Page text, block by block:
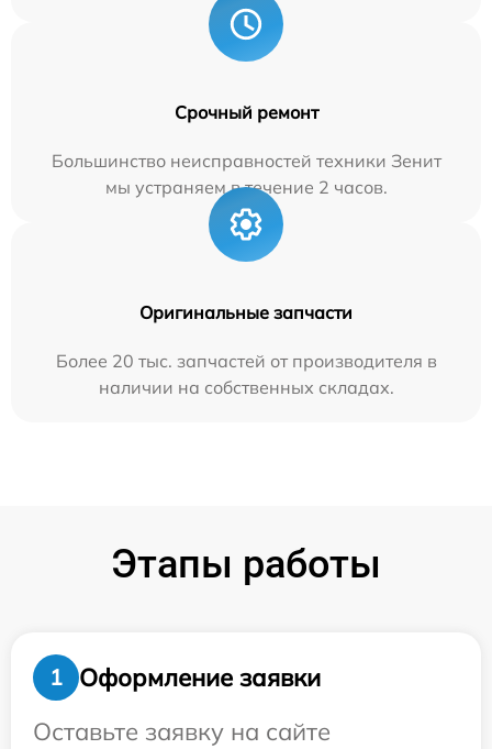
Срочный ремонт
Большинство неисправностей техники Зенит
мы устраняем в течение 2 часов.
Оригинальные запчасти
Более 20 тыс. запчастей от производителя в
наличии на собственных складах.
Этапы работы
1
Оформление заявки
Оставьте заявку на сайте